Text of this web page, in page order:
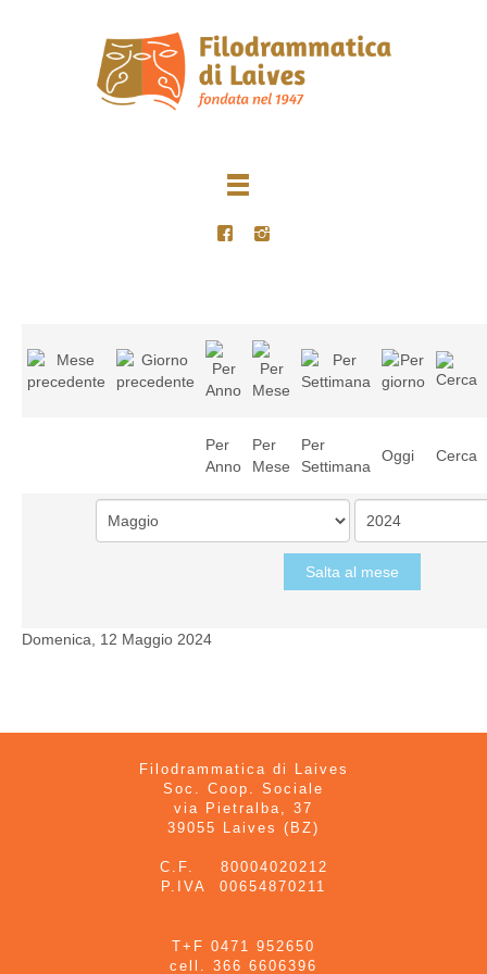
Per
Anno
Per
Mese
Per
Settimana
Oggi Cerca
Salta al mese
Domenica, 12 Maggio 2024
Filodrammatica di Laives
Soc. Coop. Sociale
via Pietralba, 37
39055 Laives (BZ)
C.F. 80004020212
P.IVA 00654870211
T+F 0471 952650
cell. 366 6606396